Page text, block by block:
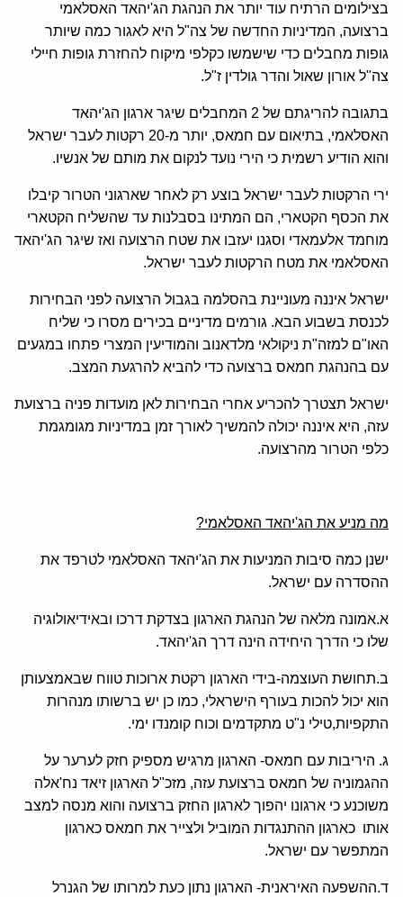
בצילומים הרתיח עוד יותר את הנהגת הג'יהאד האסלאמי
ברצועה, המדיניות החדשה של צה"ל היא לאגור כמה שיותר
גופות מחבלים כדי שישמשו כקלפי מיקוח להחזרת גופות חיילי
צה"ל אורון שאול והדר גולדין ז"ל.
בתגובה להריגתם של 2 המחבלים שיגר ארגון הג'יהאד
האסלאמי, בתיאום עם חמאס, יותר מ-20 רקטות לעבר ישראל
והוא הודיע רשמית כי הירי נועד לנקום את מותם של אנשיו.
ירי הרקטות לעבר ישראל בוצע רק לאחר שארגוני הטרור קיבלו
את הכסף הקטארי, הם המתינו בסבלנות עד שהשליח הקטארי
מוחמד אלעמאדי וסגנו יעזבו את שטח הרצועה ואז שיגר הג'יהאד
האסלאמי את מטח הרקטות לעבר ישראל.
ישראל איננה מעוניינת בהסלמה בגבול הרצועה לפני הבחירות
לכנסת בשבוע הבא. גורמים מדיניים בכירים מסרו כי שליח
האו"ם למזה"ת ניקולאי מלדאנוב והמודיעין המצרי פתחו במגעים
עם בהנהגת חמאס ברצועה כדי להביא להרגעת המצב.
ישראל תצטרך להכריע אחרי הבחירות לאן מועדות פניה ברצועת
עזה, היא איננה יכולה להמשיך לאורך זמן במדיניות מגומגמת
כלפי הטרור מהרצועה.
מה מניע את הג'יהאד האסלאמי?
ישנן כמה סיבות המניעות את הג'יהאד האסלאמי לטרפד את
ההסדרה עם ישראל.
א.אמונה מלאה של הנהגת הארגון בצדקת דרכו ובאידיאולוגיה
שלו כי הדרך היחידה הינה דרך הג'יהאד.
ב.תחושת העוצמה-בידי הארגון רקטת ארוכות טווח שבאמצעותן
הוא יכול להכות בעורף הישראלי, כמו כן יש ברשותו מנהרות
התקפיות,טילי נ"ט מתקדמים וכוח קומנדו ימי.
ג. היריבות עם חמאס- הארגון מרגיש מספיק חזק לערער על
ההגמוניה של חמאס ברצועת עזה, מזכ"ל הארגון זיאד נח'אלה
משוכנע כי ארגונו יהפוך לארגון החזק ברצועה והוא מנסה למצב
אותו כארגון ההתנגדות המוביל ולצייר את חמאס כארגון
המתפשר עם ישראל.
ד.ההשפעה האיראנית- הארגון נתון כעת למרותו של הגנרל